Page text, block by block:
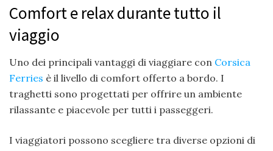
Comfort e relax durante tutto il
viaggio
Uno dei principali vantaggi di viaggiare con Corsica
Ferries è il livello di comfort offerto a bordo. I
traghetti sono progettati per offrire un ambiente
rilassante e piacevole per tutti i passeggeri.
I viaggiatori possono scegliere tra diverse opzioni di